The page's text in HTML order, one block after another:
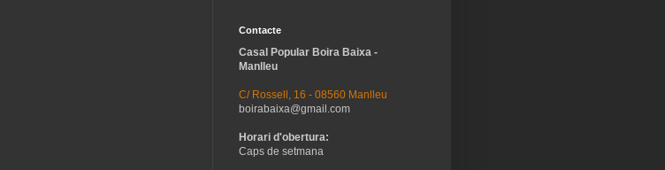
Contacte
Casal Popular Boira Baixa -
Manlleu
C/ Rossell, 16 - 08560 Manlleu
boirabaixa@gmail.com
Horari d'obertura:
Caps de setmana